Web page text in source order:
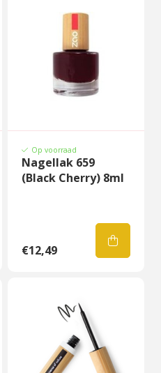
Op voorraad
Nagellak 659
(Black Cherry) 8ml
€12,49